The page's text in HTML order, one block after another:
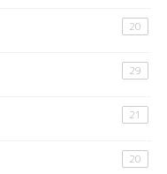
20
29
21
20